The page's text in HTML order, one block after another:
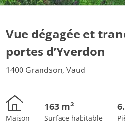
Vue dégagée et
portes d’Yverdon
1400 Grandson, Vaud
Maison
163 m2
Surface habitable